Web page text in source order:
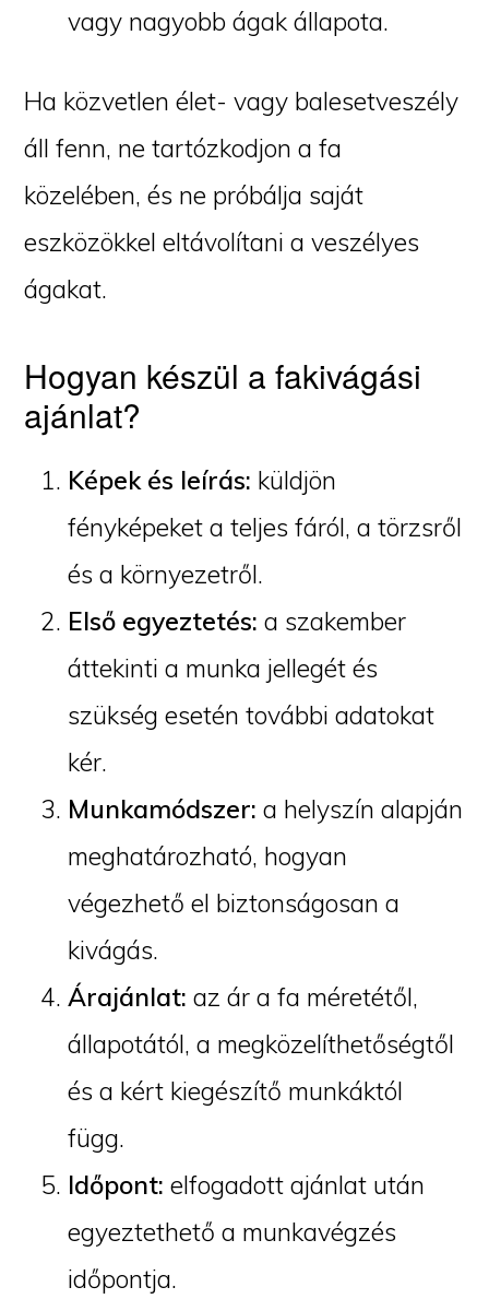
vagy nagyobb ágak állapota.
Ha közvetlen élet- vagy balesetveszély
áll fenn, ne tartózkodjon a fa
közelében, és ne próbálja saját
eszközökkel eltávolítani a veszélyes
ágakat.
Hogyan készül a fakivágási
ajánlat?
Képek és leírás: küldjön
fényképeket a teljes fáról, a törzsről
és a környezetről.
Első egyeztetés: a szakember
áttekinti a munka jellegét és
szükség esetén további adatokat
kér.
Munkamódszer: a helyszín alapján
meghatározható, hogyan
végezhető el biztonságosan a
kivágás.
Árajánlat: az ár a fa méretétől,
állapotától, a megközelíthetőségtől
és a kért kiegészítő munkáktól
függ.
Időpont: elfogadott ajánlat után
egyeztethető a munkavégzés
időpontja.